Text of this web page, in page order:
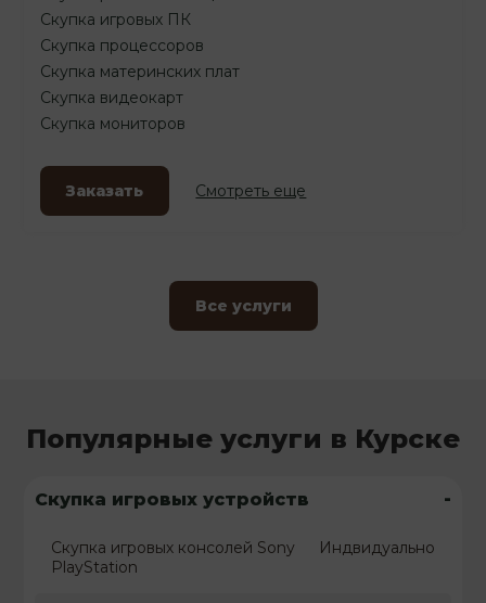
Скупка игровых ПК
Скупка процессоров
Скупка материнских плат
Скупка видеокарт
Скупка мониторов
Заказать Смотреть еще
Все услуги
Популярные услуги в Курске
Скупка игровых устройств -
Скупка игровых консолей Sony
PlayStation
Индвидуально